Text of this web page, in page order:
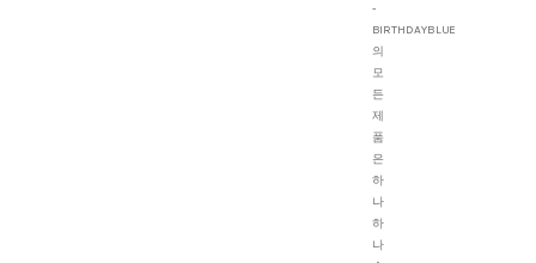
-
BIRTHDAYBLUE
의
모
든
제
품
은
하
나
하
나